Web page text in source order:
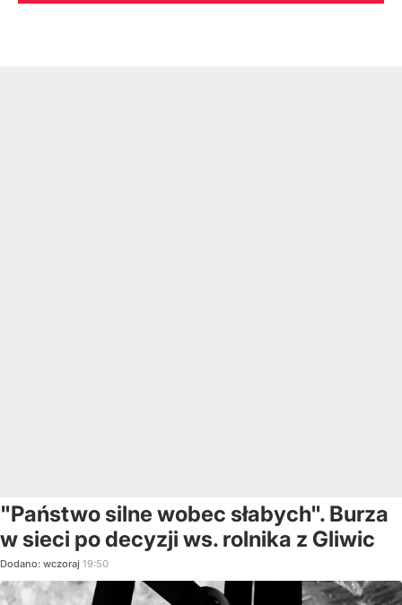
"Państwo silne wobec słabych". Burza
w sieci po decyzji ws. rolnika z Gliwic
Dodano: wczoraj 19:50